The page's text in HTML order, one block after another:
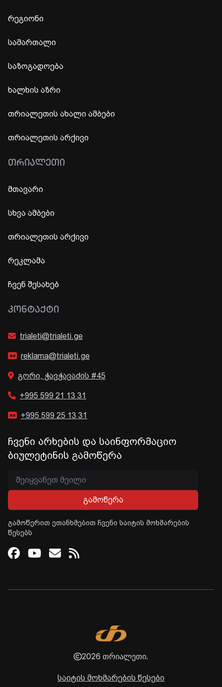
რეგიონი
სამართალი
საზოგადოება
ხალხის აზრი
თრიალეთის ახალი ამბები
თრიალეთის არქივი
ᲗᲠᲘᲐᲚᲔᲗᲘ
მთავარი
სხვა ამბები
თრიალეთის არქივი
რეკლამა
ჩვენ შესახებ
ᲙᲝᲜᲢᲐᲥᲢᲘ
trialeti@trialeti.ge
reklama@trialeti.ge
გორი, ჭავჭავაძის #45
+995 599 21 13 31
+995 599 25 13 31
ჩვენი არხების და საინფორმაციო
ბიულეტინის გამოწერა
გამოწერა
გამოწერით ეთანხმებით ჩვენი საიტის მოხმარების
წესებს
Facebook
Youtube
Email
RSS
2026 თრიალეთი.
საიტის მოხმარების წესები